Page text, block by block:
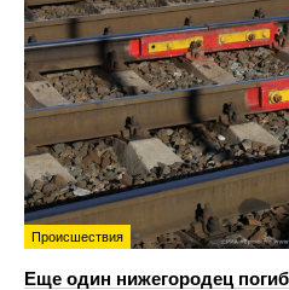
Происшествия
Еще один нижегородец